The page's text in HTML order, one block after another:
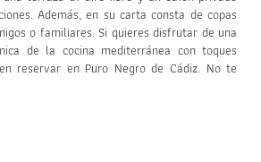
Además, en su carta consta de copas
o familiares. Si quieres disfrutar de una
de la cocina mediterránea con toques
reservar en Puro Negro de Cádiz. No te